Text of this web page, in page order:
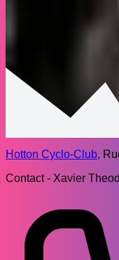
Hotton Cyclo-Club,
Contact - Xavier